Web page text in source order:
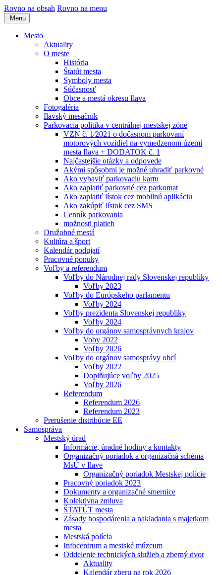
Rovno na obsah Rovno na menu
Menu
Mesto
Aktuality
O meste
História
Štatút mesta
Symboly mesta
Súčasnosť
Obce a mestá okresu Ilava
Fotogaléria
Ilavský mesačník
Parkovacia politika v centrálnej mestskej zóne
VZN č. 1⁄2021 o dočasnom parkovaní
motorových vozidiel na vymedzenom území
mesta Ilava + DODATOK č. 1
Najčastejšie otázky a odpovede
Akými spôsobmi je možné uhradiť parkovné
Ako vybaviť parkovaciu kartu
Ako zaplatiť parkovné cez parkomat
Ako zaplatiť lístok cez mobilnú aplikáciu
Ako zakúpiť lístok cez SMS
Cenník parkovania
možnosti platieb
Družobné mestá
Kultúra a šport
Kalendár podujatí
Pracovné ponuky
Voľby a referendum
Voľby do Národnej rady Slovenskej republiky
Voľby 2023
Voľby do Európskeho parlamentu
Voľby 2024
Voľby prezidenta Slovenskej republiky
Voľby 2024
Voľby do orgánov samosprávnych krajov
Voby 2022
Voľby 2026
Voľby do orgánov samosprávy obcí
Voľby 2022
Doplňujúce voľby 2025
Voľby 2026
Referendum
Referendum 2026
Referendum 2023
Prerušenie distribúcie EE
Samospráva
Mestský úrad
Informácie, úradné hodiny a kontakty
Organizačný poriadok a organizačná schéma
MsÚ v Ilave
Organizačný poriadok Mestskej polície
Pracovný poriadok 2023
Dokumenty a organizačné smernice
Kolektivna zmluva
ŠTATÚT mesta
Zásady hospodárenia a nakladania s majetkom
mesta
Mestská polícia
Infocentrum a mestské múzeum
Oddelenie technických služieb a zberný dvor
Aktuality
Kalendár zberu na rok 2026